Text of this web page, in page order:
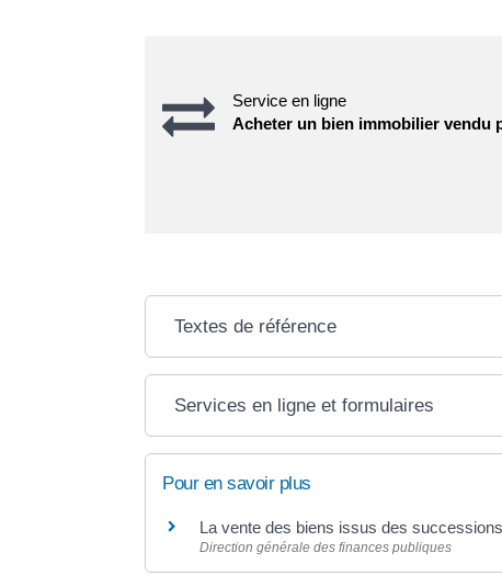
Service en ligne
Acheter un bien immobilier vendu
Textes de référence
Services en ligne et formulaires
Pour en savoir plus
La vente des biens issus des
Direction générale des finances publiques